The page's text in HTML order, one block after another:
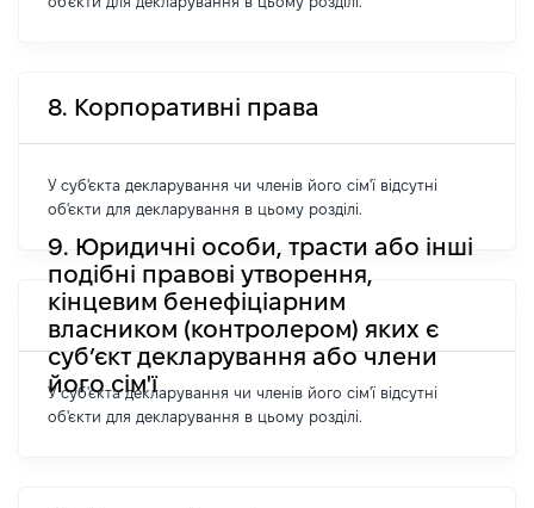
8. Корпоративні права
У суб'єкта декларування чи членів його сім'ї відсутні
об'єкти для декларування в цьому розділі.
9. Юридичні особи, трасти або інші
подібні правові утворення,
кінцевим бенефіціарним
власником (контролером) яких є
суб’єкт декларування або члени
його сім'ї
У суб'єкта декларування чи членів його сім'ї відсутні
об'єкти для декларування в цьому розділі.